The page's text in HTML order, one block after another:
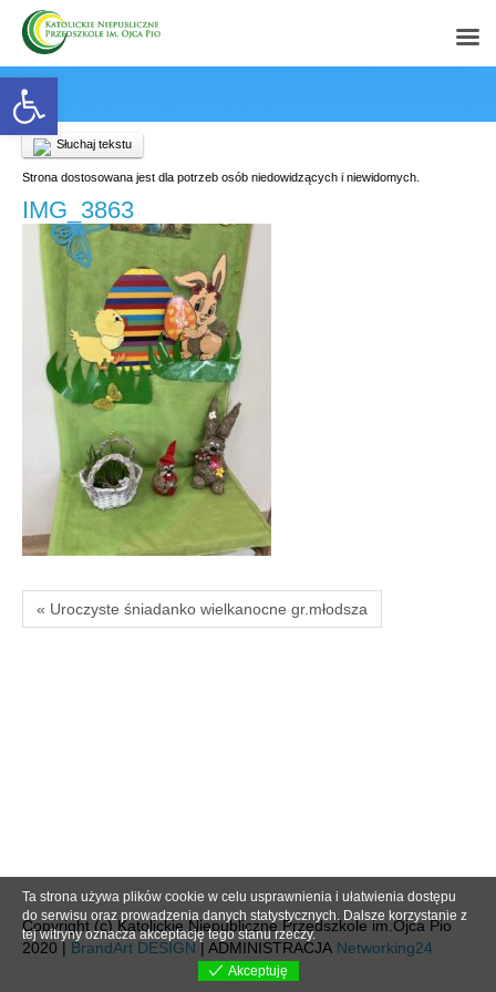
Open toolbar
Słuchaj tekstu
Strona dostosowana jest dla potrzeb osób niedowidzących i niewidomych.
IMG_3863
« Uroczyste śniadanko wielkanocne gr.młodsza
Copyright (c) Katolickie Niepubliczne Przedszkole im.Ojca Pio
2020 | BrandArt DESIGN | ADMINISTRACJA Networking24
Ta strona używa plików cookie w celu usprawnienia i ułatwienia dostępu
do serwisu oraz prowadzenia danych statystycznych. Dalsze korzystanie z
tej witryny oznacza akceptację tego stanu rzeczy.
Akceptuję